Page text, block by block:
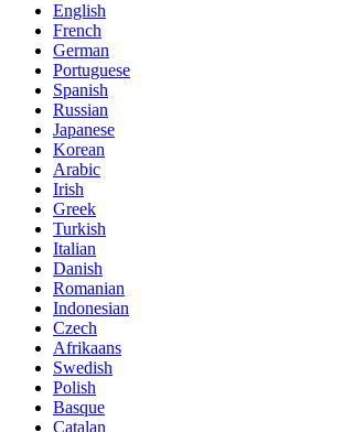
English
French
German
Portuguese
Spanish
Russian
Japanese
Korean
Arabic
Irish
Greek
Turkish
Italian
Danish
Romanian
Indonesian
Czech
Afrikaans
Swedish
Polish
Basque
Catalan